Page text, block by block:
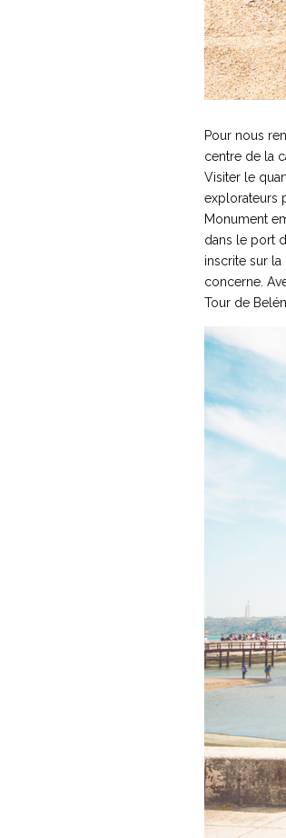
Pour nous
centre de la
Visiter le
explorateurs
Monument
dans le port
inscrite sur la
concerne.
Tour de